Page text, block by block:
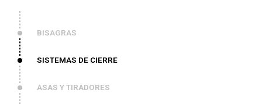
BISAGRAS
SISTEMAS DE CIERRE
ASAS Y TIRADORES